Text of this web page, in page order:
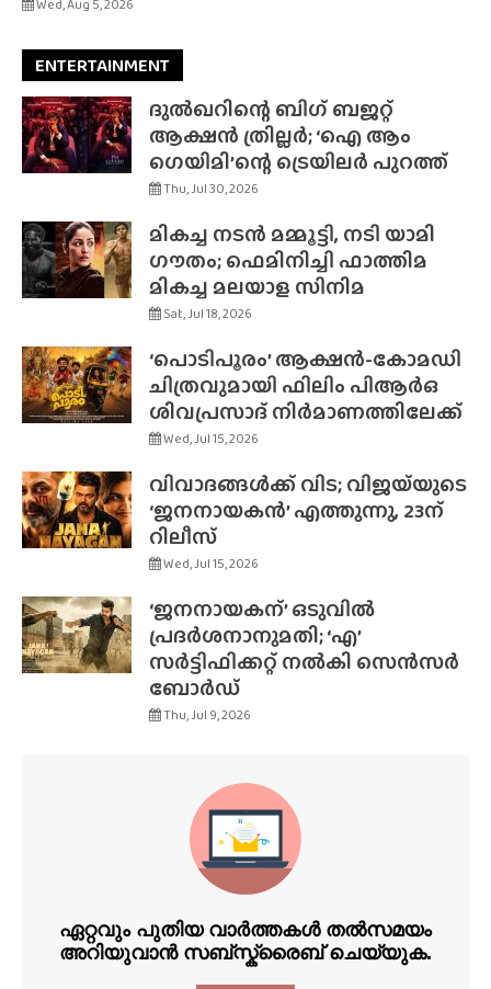
Wed, Aug 5, 2026
ENTERTAINMENT
ദുൽഖറിന്റെ ബിഗ് ബജറ്റ്
ആക്ഷൻ ത്രില്ലർ; ‘ഐ ആം
ഗെയിമി’ന്റെ ട്രെയിലർ പുറത്ത്
Thu, Jul 30, 2026
മികച്ച നടൻ മമ്മൂട്ടി, നടി യാമി
ഗൗതം; ഫെമിനിച്ചി ഫാത്തിമ
മികച്ച മലയാള സിനിമ
Sat, Jul 18, 2026
‘പൊടിപൂരം’ ആക്ഷൻ-കോമഡി
ചിത്രവുമായി ഫിലിം പിആർഒ
ശിവപ്രസാദ് നിർമാണത്തിലേക്ക്
Wed, Jul 15, 2026
വിവാദങ്ങൾക്ക് വിട; വിജയ്‌യുടെ
‘ജനനായകൻ’ എത്തുന്നു, 23ന്
റിലീസ്
Wed, Jul 15, 2026
‘ജനനായകന്’ ഒടുവിൽ
പ്രദർശനാനുമതി; ‘എ’
സർട്ടിഫിക്കറ്റ് നൽകി സെൻസർ
ബോർഡ്
Thu, Jul 9, 2026
ഏറ്റവും പുതിയ വാർത്തകൾ തൽസമയം
അറിയുവാൻ സബ്സ്ക്രൈബ് ചെയ്യുക.